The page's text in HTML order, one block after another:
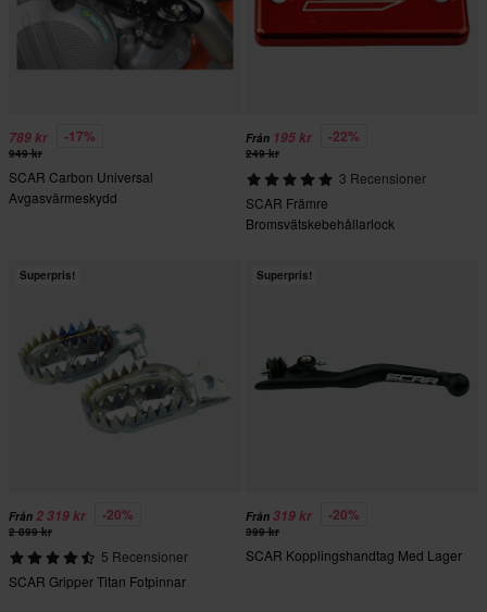
789 kr -17%
949 kr
SCAR Carbon Universal
Avgasvärmeskydd
Från 195 kr -22%
249 kr
3 Recensioner
SCAR Främre
Bromsvätskebehållarlock
Superpris!
Från 2 319 kr -20%
2 899 kr
5 Recensioner
SCAR Gripper Titan Fotpinnar
Superpris!
Från 319 kr -20%
399 kr
SCAR Kopplingshandtag Med Lager